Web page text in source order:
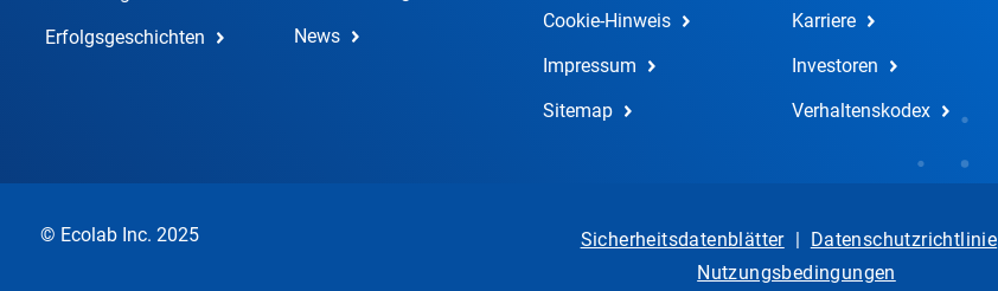
Erfolgsgeschichten
News
Cookie-Hinweis
Impressum
Sitemap
Karriere
Investoren
Verhaltenskodex
© Ecolab Inc. 2025 Sicherheitsdatenblätter| Datenschutzrichtlinie
Nutzungsbedingungen